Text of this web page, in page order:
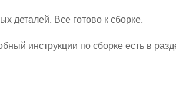
деталей. Все готово к сборке.
инструкции по сборке есть в